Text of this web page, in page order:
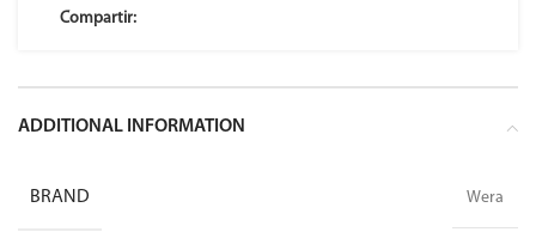
Compartir:
ADDITIONAL INFORMATION
BRAND Wera